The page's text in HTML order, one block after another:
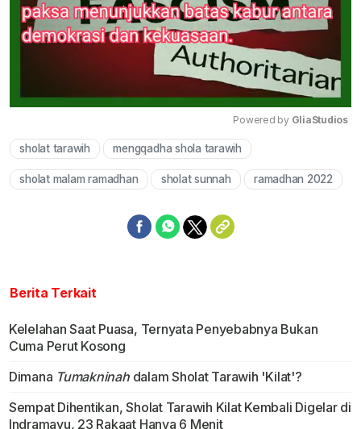
Powered by GliaStudios
sholat tarawih mengqadha shola tarawih
sholat malam ramadhan sholat sunnah ramadhan 2022
Berita Terkait
Kelelahan Saat Puasa, Ternyata Penyebabnya Bukan
Cuma Perut Kosong
Dimana Tumakninah dalam Sholat Tarawih 'Kilat'?
Sempat Dihentikan, Sholat Tarawih Kilat Kembali Digelar di
Indramayu, 23 Rakaat Hanya 6 Menit